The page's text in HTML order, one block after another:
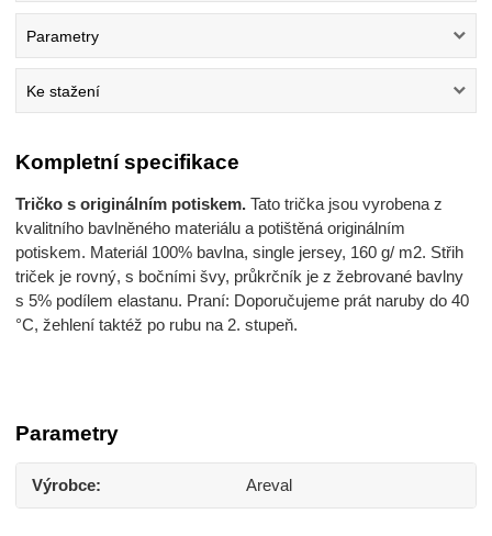
Parametry
Ke stažení
Kompletní specifikace
Tričko s originálním potiskem. Tato trička jsou vyrobena z
kvalitního bavlněného materiálu a potištěná originálním
potiskem. Materiál 100% bavlna, single jersey, 160 g/ m2. Střih
triček je rovný, s bočními švy, průkrčník je z žebrované bavlny
s 5% podílem elastanu. Praní: Doporučujeme prát naruby do 40
°C, žehlení taktéž po rubu na 2. stupeň.
Parametry
Výrobce Areval